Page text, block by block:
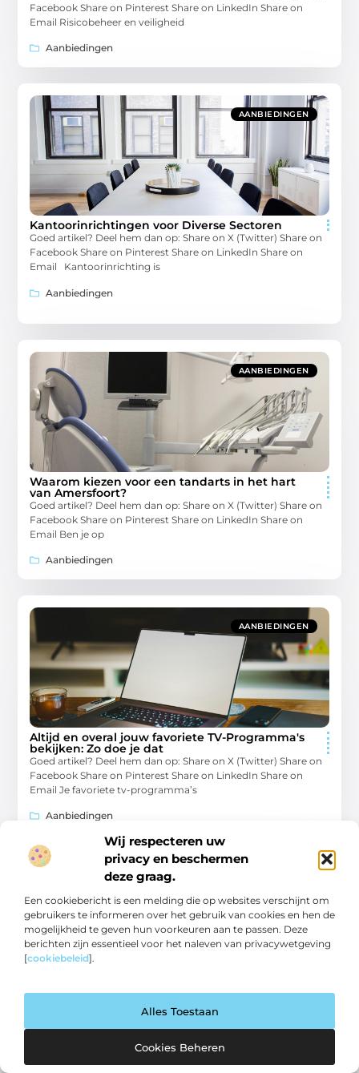
Wij respecteren uw
privacy en beschermen
deze graag.
Een cookiebericht is een melding die op websites verschijnt om
gebruikers te informeren over het gebruik van cookies en hen de
mogelijkheid te geven hun voorkeuren aan te passen. Deze
berichten zijn essentieel voor het naleven van privacywetgeving
[cookiebeleid].
Alles Toestaan
Cookies Beheren
Facebook Share on Pinterest Share on LinkedIn Share on
Email Risicobeheer en veiligheid
Aanbiedingen
AANBIEDINGEN
Kantoorinrichtingen voor Diverse Sectoren
Goed artikel? Deel hem dan op: Share on X (Twitter) Share on
Facebook Share on Pinterest Share on LinkedIn Share on
Email Kantoorinrichting is
Aanbiedingen
AANBIEDINGEN
Waarom kiezen voor een tandarts in het hart
van Amersfoort?
Goed artikel? Deel hem dan op: Share on X (Twitter) Share on
Facebook Share on Pinterest Share on LinkedIn Share on
Email Ben je op
Aanbiedingen
AANBIEDINGEN
Altijd en overal jouw favoriete TV-Programma's
bekijken: Zo doe je dat
Goed artikel? Deel hem dan op: Share on X (Twitter) Share on
Facebook Share on Pinterest Share on LinkedIn Share on
Email Je favoriete tv-programma’s
Aanbiedingen
De evolutie van verwarmingstechnologieën: van
open haard tot moderne innovaties
Goed artikel? Deel hem dan op: Share on X (Twitter) Share on
Facebook Share on Pinterest Share on LinkedIn Share on